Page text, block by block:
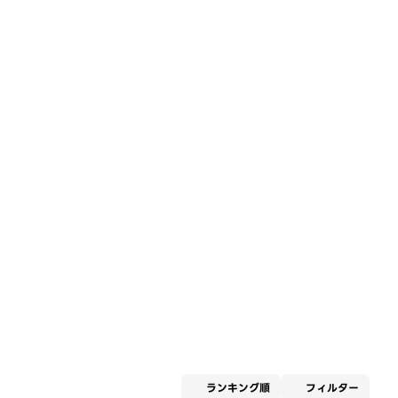
ランキング順 フィルター